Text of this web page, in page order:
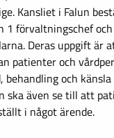
Kansliet i Falun
1 förvaltningschef
Deras uppgift är
patienter och
och
ska även se till att
i något ärende.